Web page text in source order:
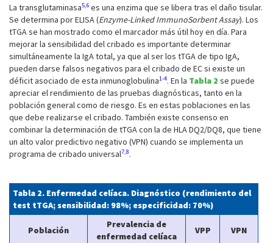
La transglutaminasa5,6 es una enzima que se libera tras el daño tisular.
Se determina por ELISA (Enzyme-Linked ImmunoSorbent Assay). Los
tTGA se han mostrado como el marcador más útil hoy en día. Para
mejorar la sensibilidad del cribado es importante determinar
simultáneamente la IgA total, ya que al ser los tTGA de tipo IgA,
pueden darse falsos negativos para el cribado de EC si existe un
déficit asociado de esta inmunoglobulina1-4. En la Tabla 2 se puede
apreciar el rendimiento de las pruebas diagnósticas, tanto en la
población general como de riesgo. Es en estas poblaciones en las
que debe realizarse el cribado. También existe consenso en
combinar la determinación de tTGA con la de HLA DQ2/DQ8, que tiene
un alto valor predictivo negativo (VPN) cuando se implementa un
programa de cribado universal7,8.
Tabla 2. Enfermedad celíaca. Diagnóstico (rendimiento del
test tTGA; sensibilidad: 98%; especificidad: 70%)
Población
Prevalencia de
enfermedad celíaca
VPP VPN